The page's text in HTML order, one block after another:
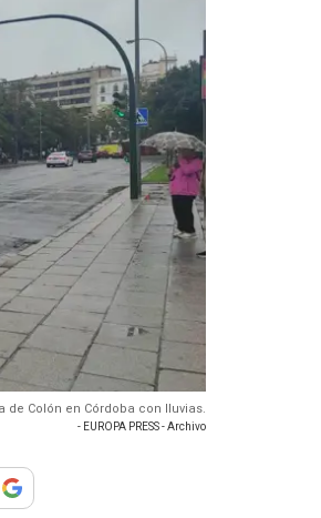
de Colón en Córdoba con lluvias.
- EUROPA PRESS - Archivo
compartir